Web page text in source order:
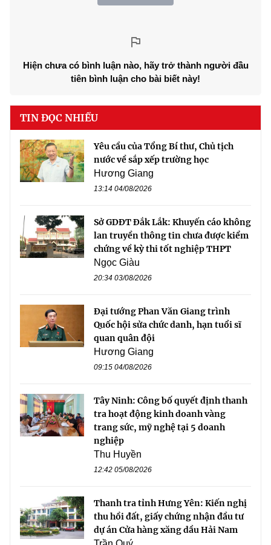
Hiện chưa có bình luận nào, hãy trở thành người đầu
tiên bình luận cho bài biết này!
TIN ĐỌC NHIỀU
Yêu cầu của Tổng Bí thư, Chủ tịch
nước về sắp xếp trường học
Hương Giang
13:14 04/08/2026
Sở GDĐT Đắk Lắk: Khuyến cáo không
lan truyền thông tin chưa được kiểm
chứng về kỳ thi tốt nghiệp THPT
Ngọc Giàu
20:34 03/08/2026
Đại tướng Phan Văn Giang trình
Quốc hội sửa chức danh, hạn tuổi sĩ
quan quân đội
Hương Giang
09:15 04/08/2026
Tây Ninh: Công bố quyết định thanh
tra hoạt động kinh doanh vàng
trang sức, mỹ nghệ tại 5 doanh
nghiệp
Thu Huyền
12:42 05/08/2026
Thanh tra tỉnh Hưng Yên: Kiến nghị
thu hồi đất, giấy chứng nhận đầu tư
dự án Cửa hàng xăng dầu Hải Nam